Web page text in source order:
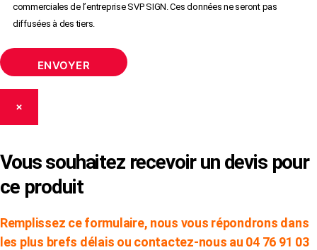
commerciales de l’entreprise SVP SIGN. Ces données ne seront pas
diffusées à des tiers.
×
Vous souhaitez recevoir un devis pour
ce produit
Remplissez ce formulaire, nous vous répondrons dans
les plus brefs délais ou contactez-nous au 04 76 91 03